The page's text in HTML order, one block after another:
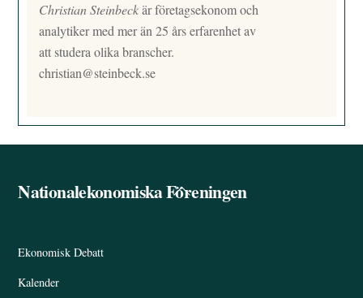
Christian Steinbeckär företagsekonom och
analytiker med mer än 25 års erfarenhet av
att studera olika branscher.
christian@steinbeck.se
Back
Nationalekonomiska Föreningen
Ekonomisk Debatt
Kalender